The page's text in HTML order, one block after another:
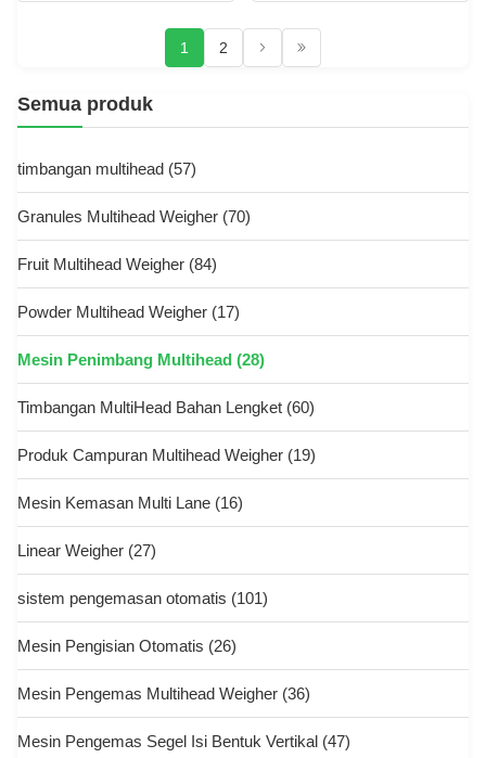
1 2
Semua produk
timbangan multihead (57)
Granules Multihead Weigher (70)
Fruit Multihead Weigher (84)
Powder Multihead Weigher (17)
Mesin Penimbang Multihead (28)
Timbangan MultiHead Bahan Lengket (60)
Produk Campuran Multihead Weigher (19)
Mesin Kemasan Multi Lane (16)
Linear Weigher (27)
sistem pengemasan otomatis (101)
Mesin Pengisian Otomatis (26)
Mesin Pengemas Multihead Weigher (36)
Mesin Pengemas Segel Isi Bentuk Vertikal (47)